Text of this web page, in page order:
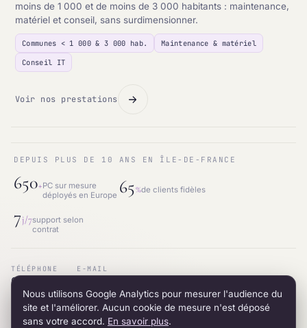
moins de 1 000 et de moins de 3 000 habitants : maintenance,
matériel et conseil, sans surdimensionner.
Communes < 1 000 & 3 000 hab.
Maintenance & matériel
Conseil IT
Voir nos prestations
DEPUIS PLUS DE 10 ANS EN ÎLE-DE-FRANCE
650+PC sur mesure
déployés en Europe 65%de clients fidèles
7j/7support selon
contrat
TÉLÉPHONE
01.87.53.66.31
E-MAIL
ADRESSE
12 avenue du 8 mai 1945 · 95200 Sarcelles
RÉSEAU
LinkedIn
Nous utilisons Google Analytics pour mesurer l'audience du
site et l'améliorer. Aucun cookie de mesure n'est déposé
sans votre accord. En savoir plus.